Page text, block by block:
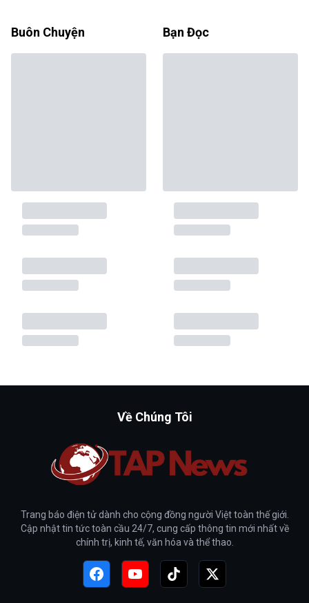
Buôn Chuyện Bạn Đọc
Về Chúng Tôi
Trang báo điện tử dành cho cộng đồng người Việt toàn thế giới.
Cập nhật tin tức toàn cầu 24/7, cung cấp thông tin mới nhất về
chính trị, kinh tế, văn hóa và thể thao.